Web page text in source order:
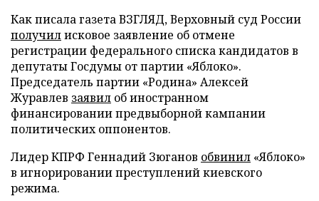
Как писала газета ВЗГЛЯД, Верховный суд России
получилисковое заявление об отмене
регистрации федерального списка кандидатов в
депутаты Госдумы от партии «Яблоко».
Председатель партии «Родина» Алексей
Журавлев заявил об иностранном
финансировании предвыборной кампании
политических оппонентов.
Лидер КПРФ Геннадий Зюганов обвинил «Яблоко»
в игнорировании преступлений киевского
режима.